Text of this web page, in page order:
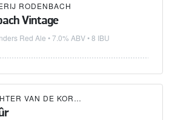
RODENBACH
Vintage
Red Ale • 7.0% ABV • 8 IBU
DE DOCHTER VAN DE KORENAAR